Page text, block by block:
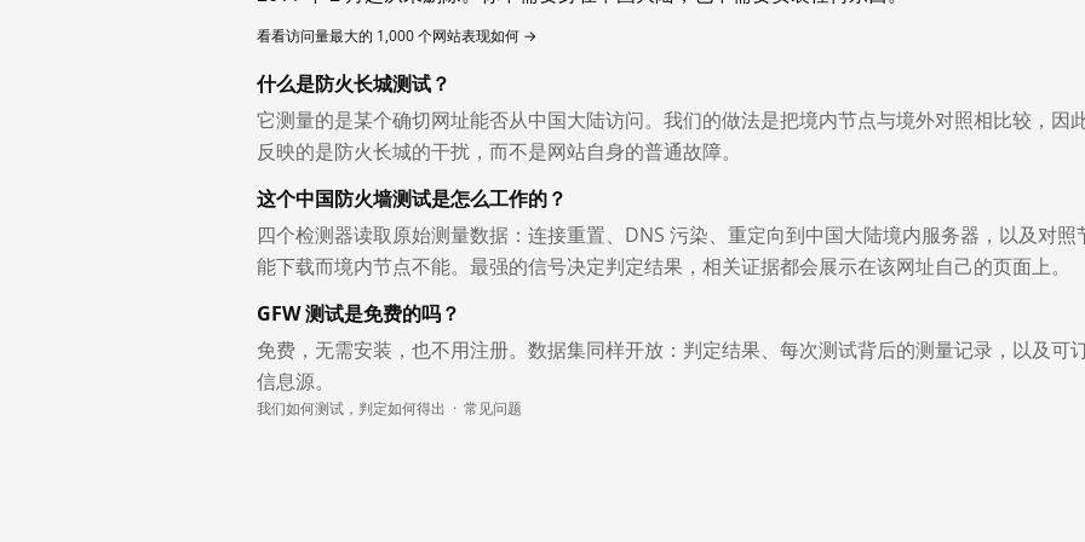
看看访问量最大的 1,000 个网站表现如何 →
什么是防火长城测试？
它测量的是某个确切网址能否从中国大陆访问。我们的做法是把境内节点与境外对照相比较，因
反映的是防火长城的干扰，而不是网站自身的普通故障。
这个中国防火墙测试是怎么工作的？
四个检测器读取原始测量数据：连接重置、DNS 污染、重定向到中国大陆境内服务器，以及对照
能下载而境内节点不能。最强的信号决定判定结果，相关证据都会展示在该网址自己的页面上。
GFW 测试是免费的吗？
免费，无需安装，也不用注册。数据集同样开放：判定结果、每次测试背后的测量记录，以及可
信息源。
我们如何测试，判定如何得出 · 常见问题